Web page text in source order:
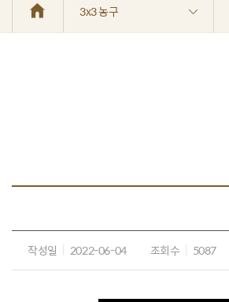
3x3 농구
작성일 2022-06-04 조회수 5087